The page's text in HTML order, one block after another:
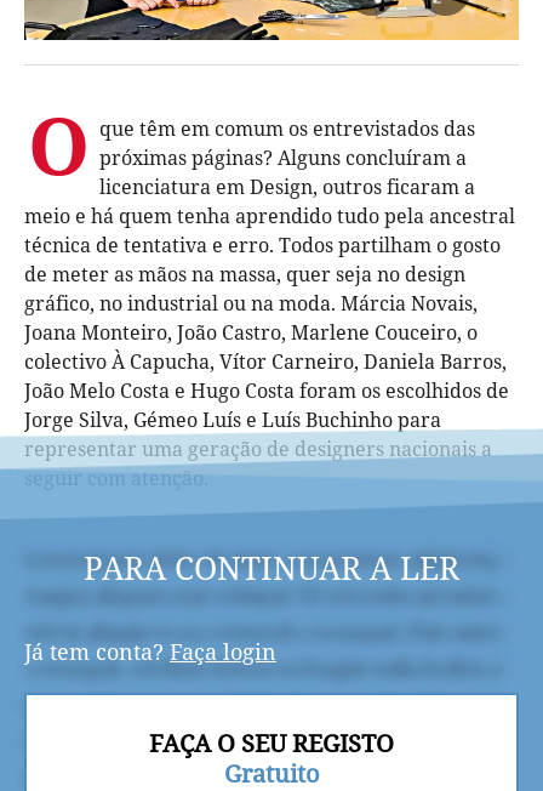
O que têm em comum os entrevistados das
próximas páginas? Alguns concluíram a
licenciatura em Design, outros ficaram a
meio e há quem tenha aprendido tudo pela ancestral
técnica de tentativa e erro. Todos partilham o gosto
de meter as mãos na massa, quer seja no design
gráfico, no industrial ou na moda. Márcia Novais,
Joana Monteiro, João Castro, Marlene Couceiro, o
colectivo À Capucha, Vítor Carneiro, Daniela Barros,
João Melo Costa e Hugo Costa foram os escolhidos de
Jorge Silva, Gémeo Luís e Luís Buchinho para
representar uma geração de designers nacionais a
seguir com atenção.
PARA CONTINUAR A LER
Já tem conta? Faça login
FAÇA O SEU REGISTO
Gratuito